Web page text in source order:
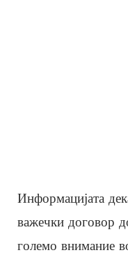
Информацијата
важечки договор
големо внимание